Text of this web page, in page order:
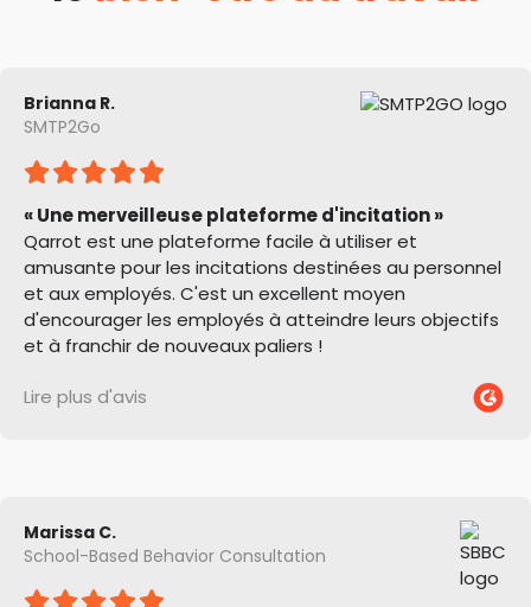
Brianna R.
SMTP2Go
« Une merveilleuse plateforme d'incitation »
Qarrot est une plateforme facile à utiliser et
amusante pour les incitations destinées au personnel
et aux employés. C'est un excellent moyen
d'encourager les employés à atteindre leurs objectifs
et à franchir de nouveaux paliers !
Lire plus d'avis
Marissa C.
School-Based Behavior Consultation